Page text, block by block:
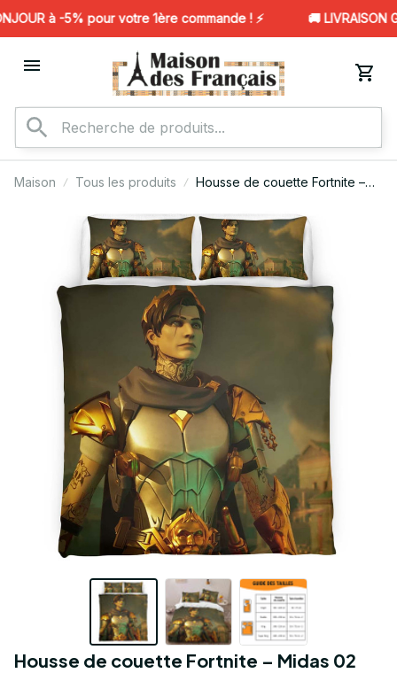
à -5% pour votre 1ère commande ! ⚡️ 🚚 LIVRAISON
Maison Tous les produits
Housse de couette Fortnite –
Housse de couette Fortnite – Midas 02